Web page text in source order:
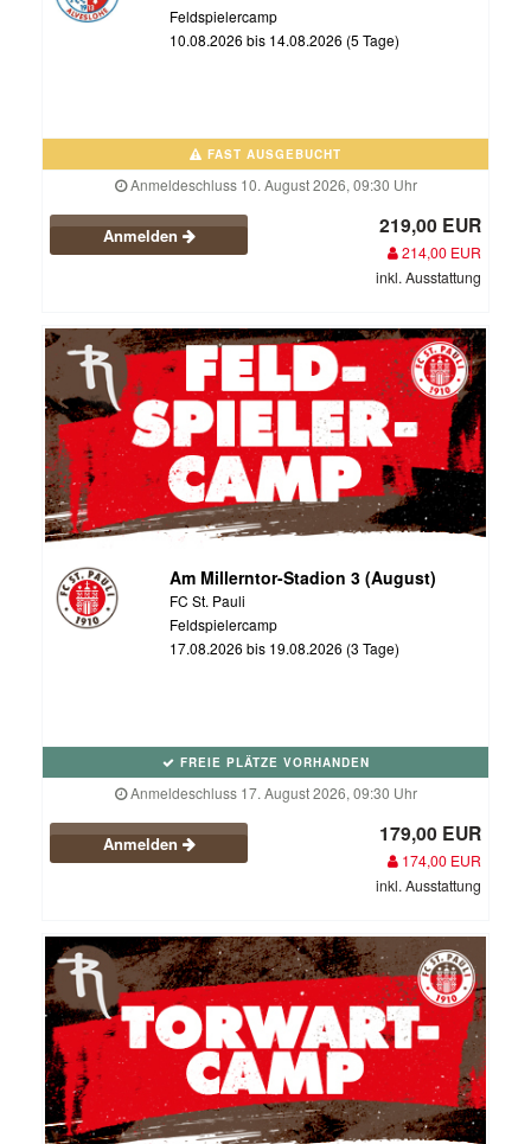
Feldspielercamp
10.08.2026 bis 14.08.2026 (5 Tage)
FAST AUSGEBUCHT
Anmeldeschluss 10. August 2026, 09:30 Uhr
Anmelden 219,00 EUR
214,00 EUR
inkl. Ausstattung
Am Millerntor-Stadion 3 (August)
FC St. Pauli
Feldspielercamp
17.08.2026 bis 19.08.2026 (3 Tage)
FREIE PLÄTZE VORHANDEN
Anmeldeschluss 17. August 2026, 09:30 Uhr
Anmelden 179,00 EUR
174,00 EUR
inkl. Ausstattung